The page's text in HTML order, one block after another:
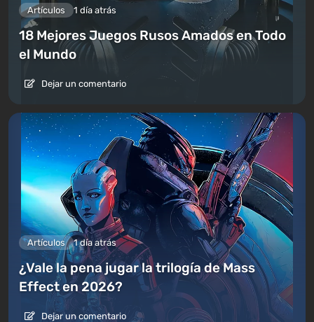
Artículos 1 día atrás
18 Mejores Juegos Rusos Amados en Todo
el Mundo
Dejar un comentario
Artículos 1 día atrás
¿Vale la pena jugar la trilogía de Mass
Effect en 2026?
Dejar un comentario